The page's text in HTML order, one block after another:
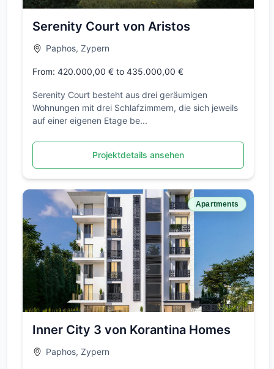
Serenity Court von Aristos
Paphos, Zypern
From: 420.000,00 € to 435.000,00 €
Serenity Court besteht aus drei geräumigen
Wohnungen mit drei Schlafzimmern, die sich jeweils
auf einer eigenen Etage be...
Projektdetails ansehen
Apartments
Inner City 3 von Korantina Homes
Paphos, Zypern